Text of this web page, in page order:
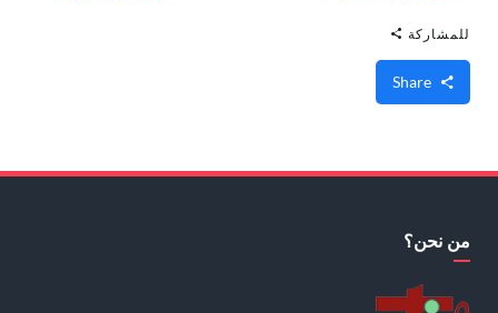
للمشاركة
من نحن؟